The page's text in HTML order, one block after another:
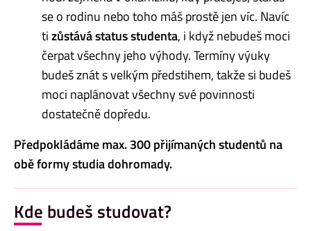
se o rodinu nebo toho máš prostě jen víc. Navíc
tizůstává status studenta, i když nebudeš moci
čerpat všechny jeho výhody. Termíny výuky
budeš znát s velkým předstihem, takže si budeš
moci naplánovat všechny své povinnosti
dostatečně dopředu.
Předpokládáme max. 300 přijímaných studentů na
obě formy studia dohromady.
Kde budeš studovat?